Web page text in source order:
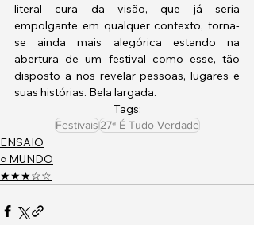
literal cura da visão, que já seria
empolgante em qualquer contexto, torna-
se ainda mais alegórica estando na
abertura de um festival como esse, tão
disposto a nos revelar pessoas, lugares e
suas histórias. Bela largada.
Tags:
Festivais27ª É Tudo Verdade
ENSAIO
○ MUNDO
★★★☆☆